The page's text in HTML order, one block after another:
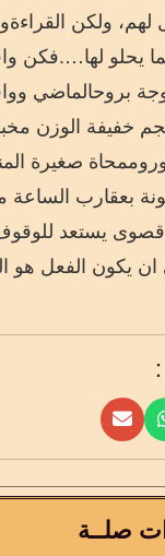
لهم، ولكن القراءة
يحلو لها….فكن
بروحالماضي
خفيفة الوزن
وممحاة صغيرة
بعقارب الساعة
قصوى يستعد
ان يكون الفعل هو
صلــة